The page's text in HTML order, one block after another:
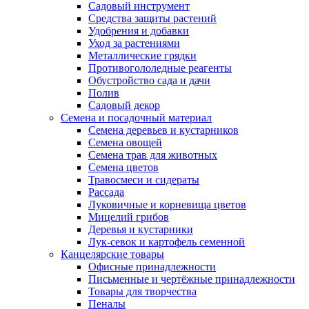
Садовый инструмент
Средства защиты растений
Удобрения и добавки
Уход за растениями
Металлические грядки
Противогололедные реагенты
Обустройство сада и дачи
Полив
Садовый декор
Семена и посадочный материал
Семена деревьев и кустарников
Семена овощей
Семена трав для животных
Семена цветов
Травосмеси и сидераты
Рассада
Луковичные и корневища цветов
Мицелий грибов
Деревья и кустарники
Лук-севок и картофель семенной
Канцелярские товары
Офисные принадлежности
Письменные и чертёжные принадлежности
Товары для творчества
Пеналы